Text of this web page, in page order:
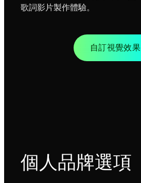
歌詞影片製作體驗。
自訂視覺效果
個人品牌選項